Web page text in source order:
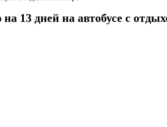
13 дней на автобусе с